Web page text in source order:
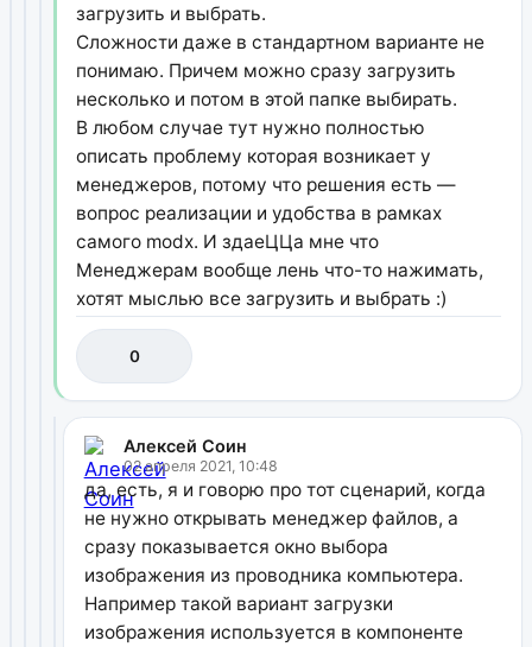
загрузить и выбрать.
Сложности даже в стандартном варианте не
понимаю. Причем можно сразу загрузить
несколько и потом в этой папке выбирать.
В любом случае тут нужно полностью
описать проблему которая возникает у
менеджеров, потому что решения есть —
вопрос реализации и удобства в рамках
самого modx. И здаеЦЦа мне что
Менеджерам вообще лень что-то нажимать,
хотят мыслью все загрузить и выбрать :)
0
Алексей Соин
02 апреля 2021, 10:48
да, есть, я и говорю про тот сценарий, когда
не нужно открывать менеджер файлов, а
сразу показывается окно выбора
изображения из проводника компьютера.
Например такой вариант загрузки
изображения используется в компоненте